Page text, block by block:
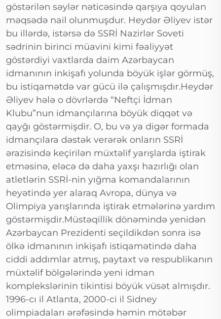
göstərilən səylər nəticəsində qarşıya qoyulan
məqsədə nail olunmuşdur. Heydər Əliyev istər
bu illərdə, istərsə də SSRİ Nazirlər Soveti
sədrinin birinci müavini kimi fəaliyyət
göstərdiyi vaxtlarda daim Azərbaycan
idmanının inkişafı yolunda böyük işlər görmüş,
bu istiqamətdə var gücü ilə çalışmışdır.Heydər
Əliyev hələ o dövrlərdə “Neftçi İdman
Klubu”nun idmançılarına böyük diqqət və
qayğı göstərmişdir. O, bu və ya digər formada
idmançılara dəstək verərək onların SSRİ
ərazisində keçirilən müxtəlif yarışlarda iştirak
etməsinə, eləcə də daha yaxşı hazırlığı olan
atletlərin SSRİ-nin yığma komandalarının
heyətində yer alaraq Avropa, dünya və
Olimpiya yarışlarında iştirak etmələrinə yardım
göstərmişdir.Müstəqillik dönəmində yenidən
Azərbaycan Prezidenti seçildikdən sonra isə
ölkə idmanının inkişafı istiqamətində daha
ciddi addımlar atmış, paytaxt və respublikanın
müxtəlif bölgələrində yeni idman
komplekslərinin tikintisi böyük vüsət almışdır.
1996-cı il Atlanta, 2000-ci il Sidney
olimpiadaları ərəfəsində həmin mötəbər